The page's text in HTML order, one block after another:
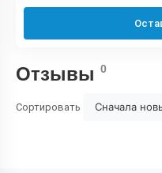
Отзывы 0
Сортировать Сначала